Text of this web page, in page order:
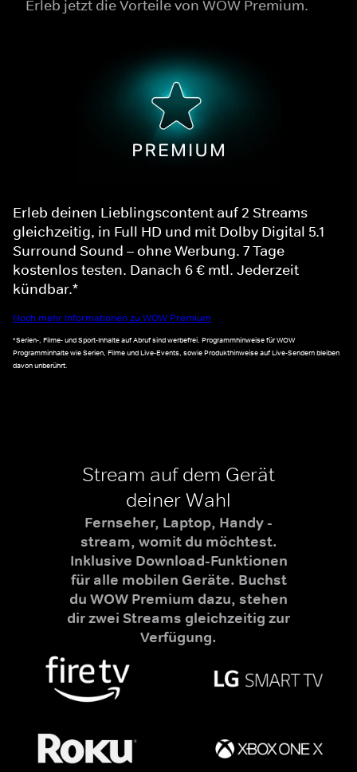
Erleb jetzt die Vorteile von WOW Premium.
Erleb deinen Lieblingscontent auf 2 Streams
gleichzeitig, in Full HD und mit Dolby Digital 5.1
Surround Sound – ohne Werbung. 7 Tage
kostenlos testen. Danach 6 € mtl. Jederzeit
kündbar.*
Noch mehr Informationen zu WOW Premium
*Serien-, Filme- und Sport-Inhalte auf Abruf sind werbefrei. Programmhinweise für WOW
Programminhalte wie Serien, Filme und Live-Events, sowie Produkthinweise auf Live-Sendern bleiben
davon unberührt.
Stream auf dem Gerät
deiner Wahl
Fernseher, Laptop, Handy -
stream, womit du möchtest.
Inklusive Download-Funktionen
für alle mobilen Geräte. Buchst
du WOW Premium dazu, stehen
dir zwei Streams gleichzeitig zur
Verfügung.